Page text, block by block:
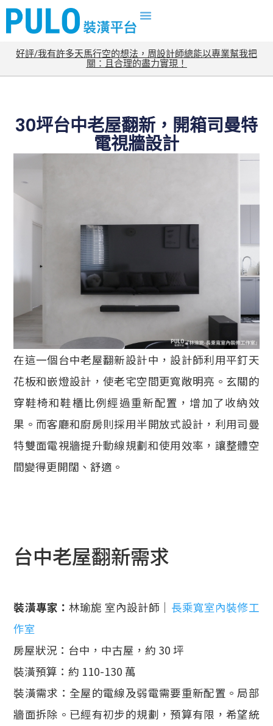
好評/我有許多天馬行空的想法，周設計師總能以專業幫我把
關：且合理的盡力實現！
30坪台中老屋翻新，開箱司曼特
電視牆設計
在這一個台中老屋翻新設計中，設計師利用平釘天
花板和嵌燈設計，使老宅空間更寬敞明亮。玄關的
穿鞋椅和鞋櫃比例經過重新配置，增加了收納效
果。而客廳和廚房則採用半開放式設計，利用司曼
特雙面電視牆提升動線規劃和使用效率，讓整體空
間變得更開闊、舒適。
台中老屋翻新需求
裝潢專家：林瑜旎 室內設計師｜ 長乘寬室內裝修工
作室
房屋狀況：台中，中古屋，約 30 坪
裝潢預算：約 110-130 萬
裝潢需求：全屋的電線及弱電需要重新配置。局部
牆面拆除。已經有初步的規劃，預算有限，希望統